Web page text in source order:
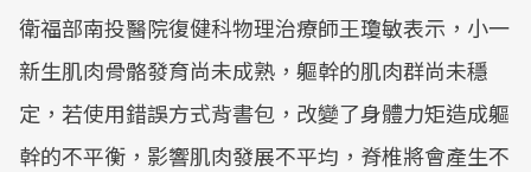
衛福部南投醫院復健科物理治療師王瓊敏表示，小一
新生肌肉骨骼發育尚未成熟，軀幹的肌肉群尚未穩
定，若使用錯誤方式背書包，改變了身體力矩造成軀
幹的不平衡，影響肌肉發展不平均，脊椎將會產生不